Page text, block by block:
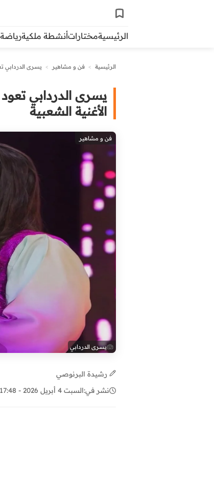
الرئيسيةمختاراتأنشطة ملكيةرياضة
الرئيسية > فن و مشاهير > يسرى الدردابي
يسرى الدردابي
الأغنية الشعبية
فن و مشاهير
يسرى الدردابي
رشيدة البرنوصي
نشر في:السبت 4 أبريل 2026 - 17:48